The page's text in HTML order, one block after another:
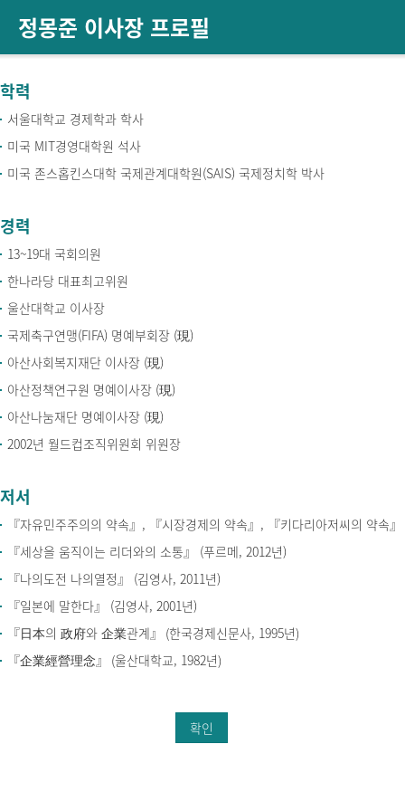
정몽준 이사장 프로필
학력
서울대학교 경제학과 학사
미국 MIT경영대학원 석사
미국 존스홉킨스대학 국제관계대학원(SAIS) 국제정치학 박사
경력
13~19대 국회의원
한나라당 대표최고위원
울산대학교 이사장
국제축구연맹(FIFA) 명예부회장 (現)
아산사회복지재단 이사장 (現)
아산정책연구원 명예이사장 (現)
아산나눔재단 명예이사장 (現)
2002년 월드컵조직위원회 위원장
저서
『자유민주주의의 약속』, 『시장경제의 약속』, 『키다리아저씨의 약속
『세상을 움직이는 리더와의 소통』 (푸르메, 2012년)
『나의도전 나의열정』 (김영사, 2011년)
『일본에 말한다』 (김영사, 2001년)
『日本의 政府와 企業관계』 (한국경제신문사, 1995년)
『企業經營理念』 (울산대학교, 1982년)
확인